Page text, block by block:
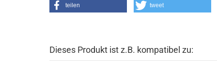
teilen tweet
Dieses Produkt ist z.B. kompatibel zu: